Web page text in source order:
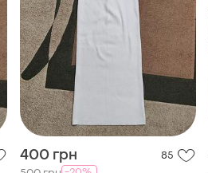
400 грн 85